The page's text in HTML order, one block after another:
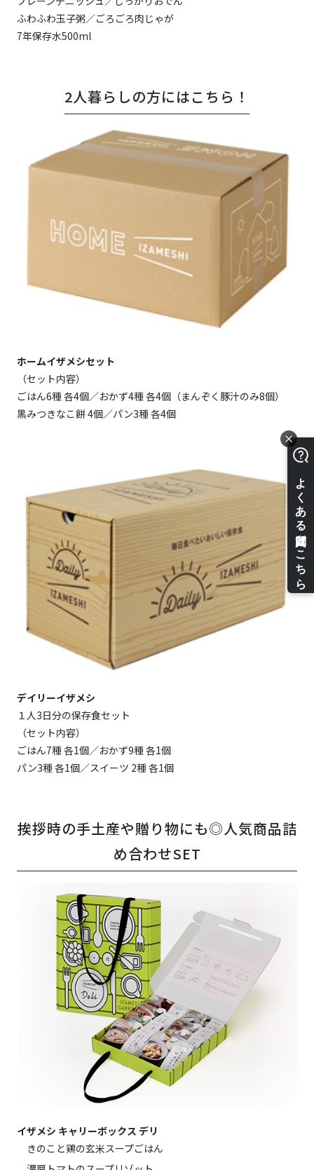
ふわふわ玉子粥／ごろごろ肉じゃが
7年保存水500ml
2人暮らしの方にはこちら！
ホームイザメシセット
（セット内容）
ごはん6種 各4個／おかず4種 各4個（まんぞく豚汁のみ8個）
黒みつきなこ餅 4個／パン3種 各4個
デイリーイザメシ
１人3日分の保存食セット
（セット内容）
ごはん7種 各1個／おかず9種 各1個
パン3種 各1個／スイーツ 2種 各1個
挨拶時の手土産や贈り物にも◎人気商品詰
め合わせSET
イザメシ キャリーボックス デリ
きのこと鶏の玄米スープごはん